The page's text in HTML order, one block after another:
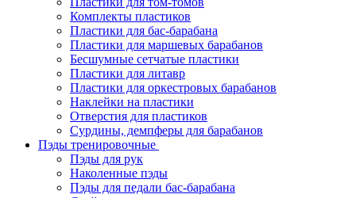
Комплекты пластиков
Пластики для бас-барабана
Пластики для маршевых барабанов
Бесшумные сетчатые пластики
Пластики для литавр
Пластики для оркестровых барабанов
Наклейки на пластики
Отверстия для пластиков
Сурдины, демпферы для барабанов
Пэды тренировочные
Пэды для рук
Наколенные пэды
Пэды для педали бас-барабана